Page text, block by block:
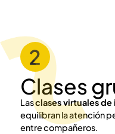
Clases
Lasclases virtuales
equilibran la atención
entre compañeros.